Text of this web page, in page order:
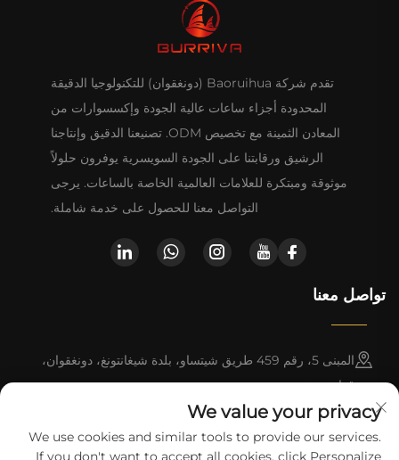
تقدم شركة Baoruihua (دونغقوان) للتكنولوجيا الدقيقة
المحدودة أجزاء ساعات عالية الجودة وإكسسوارات من
المعادن الثمينة مع تخصيص ODM. تصنيعنا الدقيق وإنتاجنا
الرشيق ورقابتنا على الجودة السويسرية يوفرون حلولاً
موثوقة ومبتكرة للعلامات العالمية الخاصة بالساعات. يرجى
التواصل معنا للحصول على خدمة شاملة.
تواصل معنا
المبنى 5، رقم 459 طريق شيتساو، بلدة شيغانتونغ، دونغقوان،
قوانغدونغ
+86-13790150928
We value your privacy
We use cookies and similar tools to provide our services.
If you don't want to accept all cookies, click Personalize